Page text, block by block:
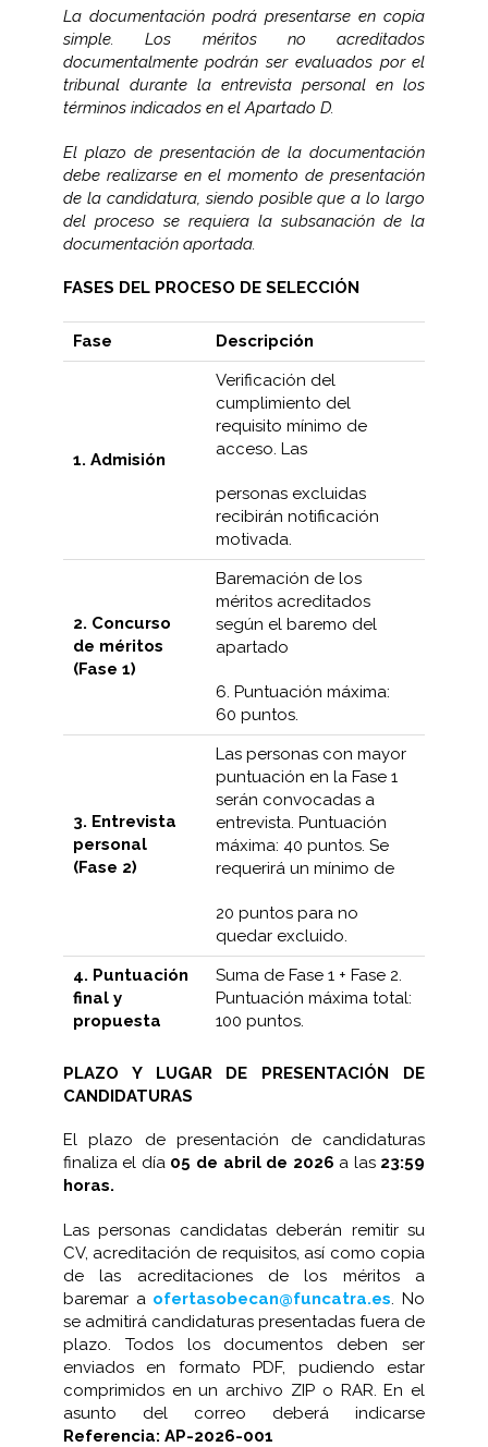
La documentación podrá presentarse en copia
simple. Los méritos no acreditados
documentalmente podrán ser evaluados por el
tribunal durante la entrevista personal en los
términos indicados en el Apartado D.
El plazo de presentación de la documentación
debe realizarse en el momento de presentación
de la candidatura, siendo posible que a lo largo
del proceso se requiera la subsanación de la
documentación aportada.
FASES DEL PROCESO DE SELECCIÓN
Fase Descripción
1. Admisión
Verificación del
cumplimiento del
requisito mínimo de
acceso. Las
personas excluidas
recibirán notificación
motivada.
2. Concurso
de méritos
(Fase 1)
Baremación de los
méritos acreditados
según el baremo del
apartado
6. Puntuación máxima:
60 puntos.
3. Entrevista
personal
(Fase 2)
Las personas con mayor
puntuación en la Fase 1
serán convocadas a
entrevista. Puntuación
máxima: 40 puntos. Se
requerirá un mínimo de
20 puntos para no
quedar excluido.
4. Puntuación
final y
propuesta
Suma de Fase 1 + Fase 2.
Puntuación máxima total:
100 puntos.
PLAZO Y LUGAR DE PRESENTACIÓN DE
CANDIDATURAS
El plazo de presentación de candidaturas
finaliza el día 05 de abril de 2026 a las 23:59
horas.
Las personas candidatas deberán remitir su
CV, acreditación de requisitos, así como copia
de las acreditaciones de los méritos a
baremar a ofertasobecan@funcatra.es. No
se admitirá candidaturas presentadas fuera de
plazo. Todos los documentos deben ser
enviados en formato PDF, pudiendo estar
comprimidos en un archivo ZIP o RAR. En el
asunto del correo deberá indicarse
Referencia: AP-2026-001